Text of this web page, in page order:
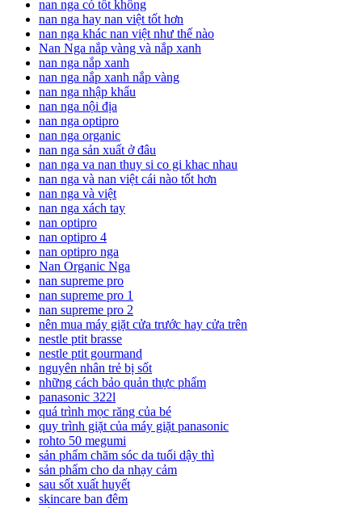
nan nga có tốt không
nan nga hay nan việt tốt hơn
nan nga khác nan việt như thế nào
Nan Nga nắp vàng và nắp xanh
nan nga nắp xanh
nan nga nắp xanh nắp vàng
nan nga nhập khẩu
nan nga nội địa
nan nga optipro
nan nga organic
nan nga sản xuất ở đâu
nan nga va nan thuy si co gi khac nhau
nan nga và nan việt cái nào tốt hơn
nan nga và việt
nan nga xách tay
nan optipro
nan optipro 4
nan optipro nga
Nan Organic Nga
nan supreme pro
nan supreme pro 1
nan supreme pro 2
nên mua máy giặt cửa trước hay cửa trên
nestle ptit brasse
nestle ptit gourmand
nguyên nhân trẻ bị sốt
những cách bảo quản thực phẩm
panasonic 322l
quá trình mọc răng của bé
quy trình giặt của máy giặt panasonic
rohto 50 megumi
sản phẩm chăm sóc da tuổi dậy thì
sản phẩm cho da nhạy cảm
sau sốt xuất huyết
skincare ban đêm